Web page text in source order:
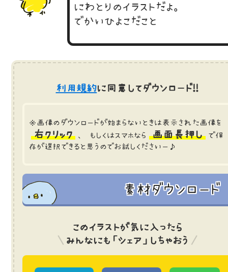
にわとりのイラストだよ。
でかいひよこだこと
利用規約に同意してダウンロード!!
※画像のダウンロードが始まらないときは表示された画像を
右クリック 、 もしくはスマホなら 画面長押し
で保
存が選択できると思うのでお試しくださいー♪
素材ダウンロード
このイラストが気に入ったら
みんなにも「シェア」しちゃおう